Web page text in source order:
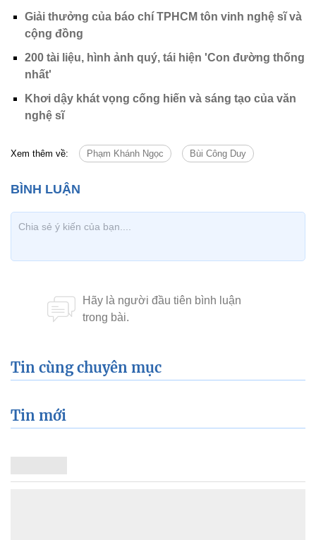
Giải thưởng của báo chí TPHCM tôn vinh nghệ sĩ và
cộng đồng
200 tài liệu, hình ảnh quý, tái hiện 'Con đường thống
nhất'
Khơi dậy khát vọng cống hiến và sáng tạo của văn
nghệ sĩ
Xem thêm về: Phạm Khánh Ngọc Bùi Công Duy
Tin cùng chuyên mục
Tin mới